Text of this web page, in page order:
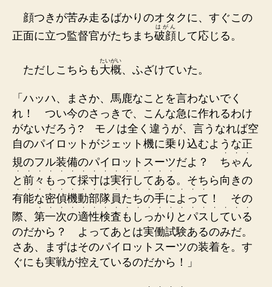
顔つきが苦み走るばかりのオタクに、すぐこの
正面に立つ監督官がたちまち破顔
はがん
して応じる。
ただしこちらも 大概
たいがい
、ふざけていた。
「ハッハ、まさか、馬鹿なことを言わないでく
れ！ つい今のさっきで、こんな急に作れるわけ
がないだろう? モノは全く違うが、言うなれば空
自のパイロットがジェット機に乗り込むような正
規のフル装備のパイロットスーツだよ？ ち
・
ゃ
・
ん
・
と
・
前
・
々
・
も
・
っ
・
て
・
採
・
寸
・
は
・
実
・
行
・
し
・
て
・
あ
・
る
・
。そちら向きの
有
・
能
・
な
・
密
・
偵
・
機
・
動
・
部
・
隊
・
員
・
た
・
ち
・
の
・
手
・
に
・
よ
・
っ
・
て
・
！ その
際、 第
・
一
・
次
・
の
・
適
・
性
・
検
・
査
・
も
・
し
・
っ
・
か
・
り
・
と
・
パ
・
ス
・
し
・
て
・
い
・
る
・
のだから？ よってあとは実働試験あるのみだ。
さあ、まずはそのパイロットスーツの装着を。す
ぐにも実戦が控えているのだから！」